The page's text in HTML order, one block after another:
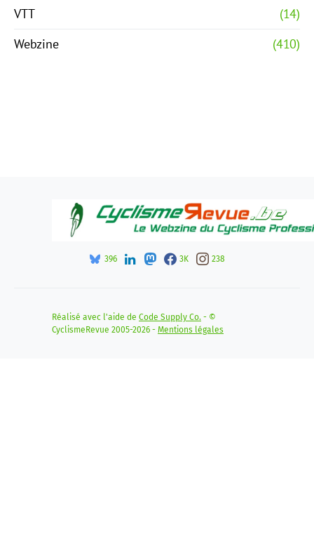
VTT
(14)
Webzine
(410)
396 3K 238
Réalisé avec l'aide de Code Supply Co. - ©
CyclismeRevue 2005-2026 - Mentions légales